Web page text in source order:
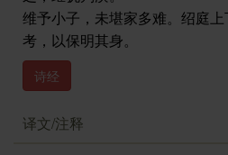
维予小子，未堪家多难。绍庭
考，以保明其身。
诗经
译文/注释